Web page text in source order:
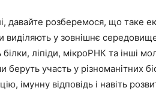
давайте розберемося, що таке
виділяють у зовнішнє
ліпіди, мікроРНК та інші
беруть участь у різноманітних
імунну відповідь і навіть